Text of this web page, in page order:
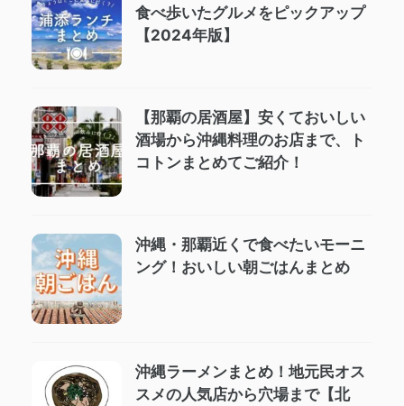
食べ歩いたグルメをピックアップ
【2024年版】
【那覇の居酒屋】安くておいしい
酒場から沖縄料理のお店まで、ト
コトンまとめてご紹介！
沖縄・那覇近くで食べたいモーニ
ング！おいしい朝ごはんまとめ
沖縄ラーメンまとめ！地元民オス
スメの人気店から穴場まで【北